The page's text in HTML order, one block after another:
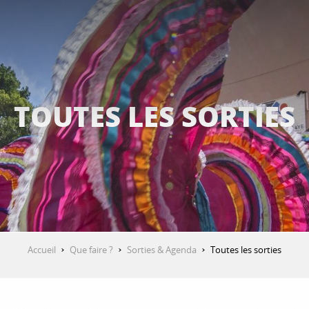
TOUTES LES SORTIES
Accueil Que faire ? Sorties & Agenda Toutes les sorties